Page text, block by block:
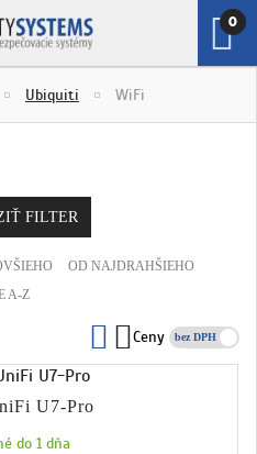
0
Ubiquiti WiFi
FILTER
OD NAJDRAHŠIEHO
A-Z
Ceny s DPH
U7-Pro
do 1 dňa